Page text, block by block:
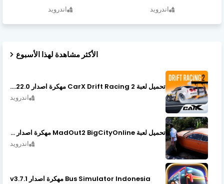
اندرويد اندرويد
الأكثر مشاهدة لهذا الأسبوع
تحميل لعبة CarX Drift Racing 2 مهكرة اصدار v1.22.0
اندرويد
تحميل لعبة MadOut2 BigCityOnline مهكرة اصدار v10.48
اندرويد
Bus Simulator Indonesia مهكرة اصدار v3.7.1